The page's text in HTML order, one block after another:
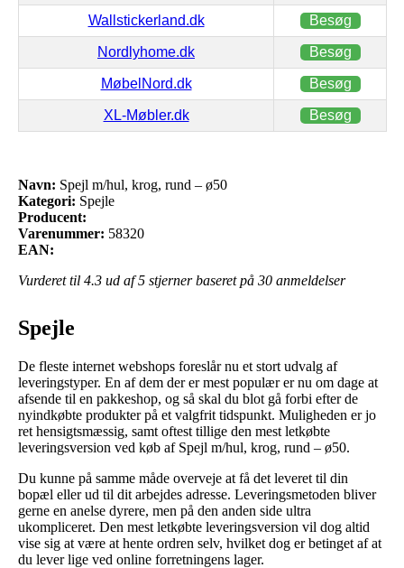
Wallstickerland.dk Besøg
Nordlyhome.dk Besøg
MøbelNord.dk Besøg
XL-Møbler.dk Besøg
Navn: Spejl m/hul, krog, rund – ø50
Kategori: Spejle
Producent:
Varenummer: 58320
EAN:
Vurderet til 4.3 ud af 5 stjerner baseret på 30 anmeldelser
Spejle
De fleste internet webshops foreslår nu et stort udvalg af
leveringstyper. En af dem der er mest populær er nu om dage at
afsende til en pakkeshop, og så skal du blot gå forbi efter de
nyindkøbte produkter på et valgfrit tidspunkt. Muligheden er jo
ret hensigtsmæssig, samt oftest tillige den mest letkøbte
leveringsversion ved køb af Spejl m/hul, krog, rund – ø50.
Du kunne på samme måde overveje at få det leveret til din
bopæl eller ud til dit arbejdes adresse. Leveringsmetoden bliver
gerne en anelse dyrere, men på den anden side ultra
ukompliceret. Den mest letkøbte leveringsversion vil dog altid
vise sig at være at hente ordren selv, hvilket dog er betinget af at
du lever lige ved online forretningens lager.